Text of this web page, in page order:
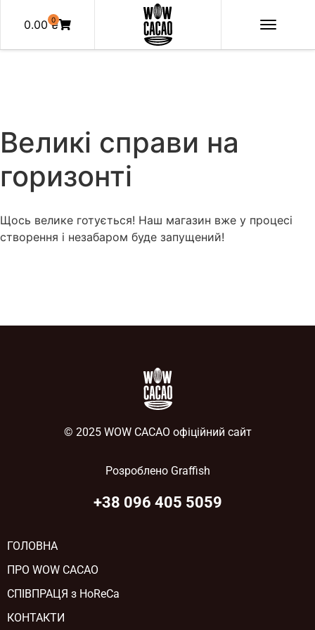
0.00₴
0
Великі справи на
горизонті
Щось велике готується! Наш магазин вже у процесі
створення і незабаром буде запущений!
© 2025 WOW CACAO офіційний сайт
Розроблено Graffish
+38 096 405 5059
ГОЛОВНА
ПРО WOW CACAO
СПІВПРАЦЯ з HoReCa
КОНТАКТИ